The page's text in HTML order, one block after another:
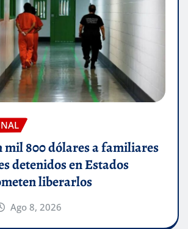
mil 800 dólares a familiares
detenidos en Estados
liberarlos
Ago 8, 2026